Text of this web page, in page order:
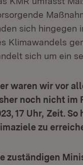
sich hingegen
Klimawandels
sich um ein
waren wir vor
noch nicht im
17 Uhr, Zeit. So
zu
zuständigen